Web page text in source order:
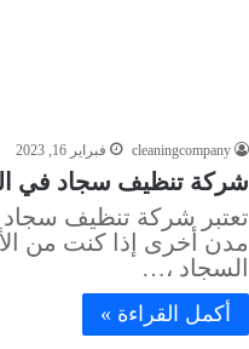
cleaningcompany فبراير 16, 2023
شركة تنظيف سجاد في
تعتبر شركة تنظيف
مدن أخرى إذا كنت من
السجاد ،…
أكمل القراءة »